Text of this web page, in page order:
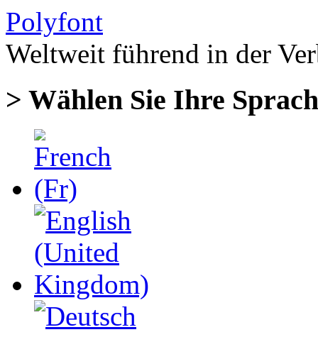
Polyfont
Weltweit führend in der
> Wählen Sie Ihre